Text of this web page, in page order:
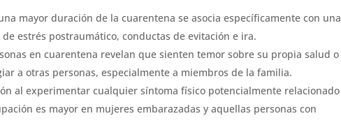
mayor duración de la cuarentena se asocia específicamente con una
estrés postraumático, conductas de evitación e ira.
en cuarentena revelan que sienten temor sobre su propia salud o
a otras personas, especialmente a miembros de la familia.
al experimentar cualquier síntoma físico potencialmente relacionado
es mayor en mujeres embarazadas y aquellas personas con